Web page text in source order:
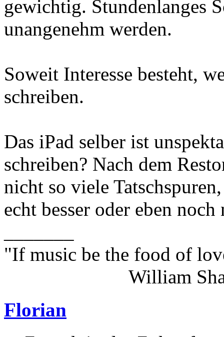
gewichtig. Stundenlanges
unangenehm werden.
Soweit Interesse besteht,
schreiben.
Das iPad selber ist
schreiben? Nach dem
nicht so viele
echt besser oder eben noch
"If music be the food of
William
Florian